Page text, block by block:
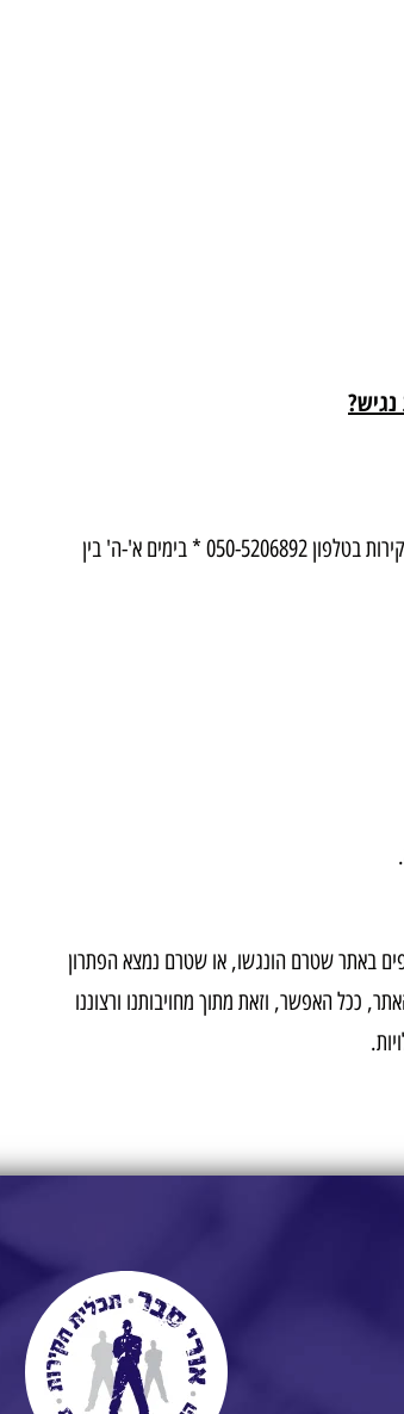
ניתן ליצור קשר עם מרכז שירות הלקוחות של אורי סבר תכלית חקירות בטלפון 050-5206892 * בימים א'-ה' בין
באתר שטרם הונגשו, או שטרם נמצא הפתרון
ככל האפשר, וזאת מתוך מחויבותנו ורצוננו